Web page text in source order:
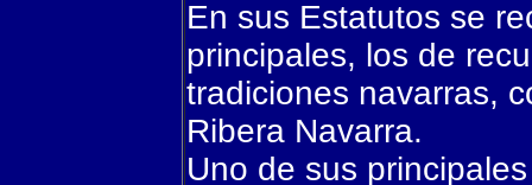
En sus Estatutos se
principales, los de
tradiciones navarras,
Ribera Navarra.
Uno de sus